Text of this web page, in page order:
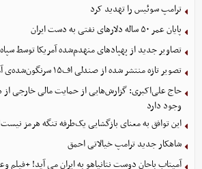
ترامپ سوئیس را تهدید کرد
پایان عمر ۵۰ ساله دلارهای نفتی به دست ایران
تصاویر جدید از پهپادهای منهدم‌شده آمریکا توسط سپاه
تصویر تازه منتشر شده از صندلی اف۱۵ سرنگون‌شده‌ی آمریکایی توسط سپاه
حاج علی‌اکبری: گزارش‌هایی از حمایت مالی خارجی
وجود دارد
این توافق به معنای بازگشایی یک‌طرفه تنگه هرمز
شاهکار جدید ترامپ خیالاتی احمق
آمیتاب باچان دوست نتانیاهو به ایران می آید! +فیلم